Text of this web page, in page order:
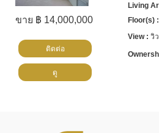
ขาย ฿ 14,000,000
วิ
ติดต่อ
ดู